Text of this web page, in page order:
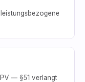
— §51 verlangt